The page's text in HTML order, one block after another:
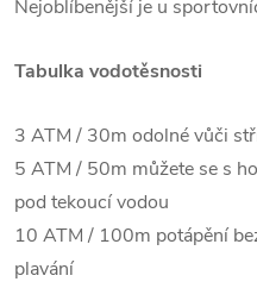
Nejoblíbenější je u
Tabulka vodotěsnosti
3 ATM / 30m odolné vůči
5 ATM / 50m můžete se s
pod tekoucí vodou
10 ATM / 100m potápění
plavání